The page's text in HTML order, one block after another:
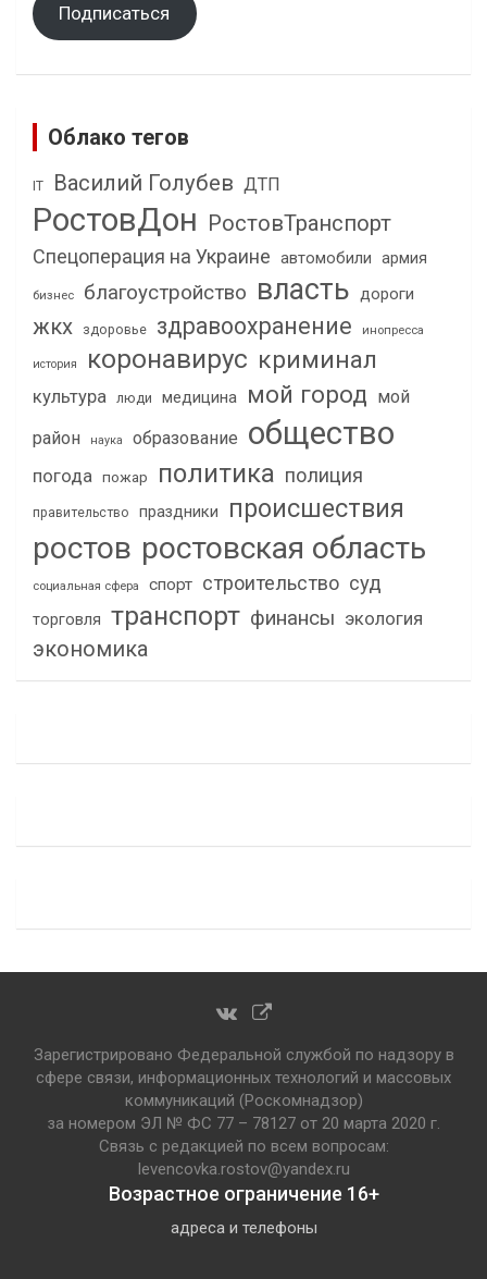
Подписаться
Облако тегов
IT Василий Голубев ДТП
РостовДон РостовТранспорт
Спецоперация на Украине автомобили армия
бизнес благоустройство власть дороги
жкх здоровье здравоохранение инопресса
история коронавирус криминал
культура люди медицина мой город мой
район
наука образование общество
погода пожар политика полиция
правительство праздники происшествия
ростов ростовская область
социальная сфера спорт строительство суд
торговля транспорт финансы экология
экономика
Зарегистрировано Федеральной службой по надзору в
сфере связи, информационных технологий и массовых
коммуникаций (Роскомнадзор)
за номером ЭЛ № ФС 77 – 78127 от 20 марта 2020 г.
Связь с редакцией по всем вопросам:
levencovka.rostov@yandex.ru
Возрастное ограничение 16+
адреса и телефоны